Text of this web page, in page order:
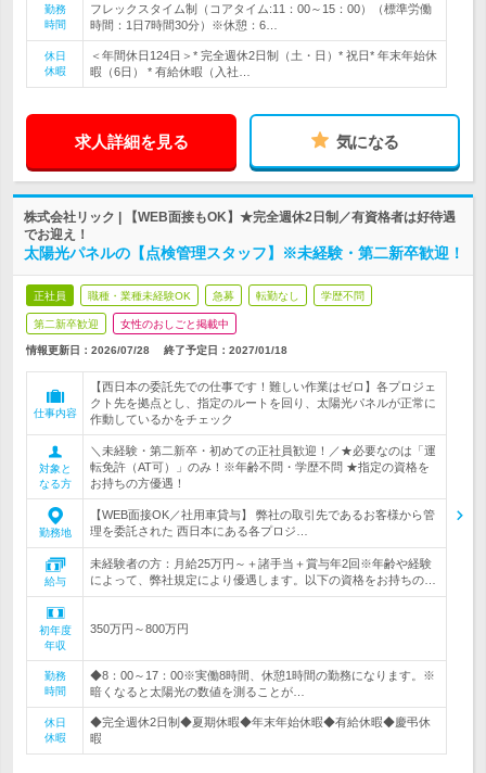
勤務
時間
フレックスタイム制（コアタイム:11：00～15：00）（標準労働
時間：1日7時間30分）※休憩：6…
休日
休暇
＜年間休日124日＞* 完全週休2日制（土・日）* 祝日* 年末年始休
暇（6日） * 有給休暇（入社…
求人詳細を見る 気になる
株式会社リック | 【WEB面接もOK】★完全週休2日制／有資格者は好待遇
でお迎え！
太陽光パネルの【点検管理スタッフ】※未経験・第二新卒歓迎！
正社員 職種・業種未経験OK 急募 転勤なし 学歴不問
第二新卒歓迎 女性のおしごと掲載中
情報更新日：2026/07/28 終了予定日： 2027/01/18
仕事内容
【西日本の委託先での仕事です！難しい作業はゼロ】各プロジェ
クト先を拠点とし、指定のルートを回り、太陽光パネルが正常に
作動しているかをチェック
対象と
なる方
＼未経験・第二新卒・初めての正社員歓迎！／★必要なのは「運
転免許（AT可）」のみ！※年齢不問・学歴不問 ★指定の資格を
お持ちの方優遇！
勤務地
【WEB面接OK／社用車貸与】 弊社の取引先であるお客様から管
理を委託された 西日本にある各プロジ…
給与
未経験者の方：月給25万円～＋諸手当＋賞与年2回※年齢や経験
によって、弊社規定により優遇します。以下の資格をお持ちの…
初年度
年収
350万円～800万円
勤務
時間
◆8：00～17：00※実働8時間、休憩1時間の勤務になります。※
暗くなると太陽光の数値を測ることが…
休日
休暇
◆完全週休2日制◆夏期休暇◆年末年始休暇◆有給休暇◆慶弔休
暇